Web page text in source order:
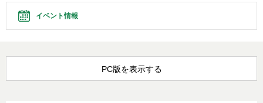
イベント情報
PC版を表示する